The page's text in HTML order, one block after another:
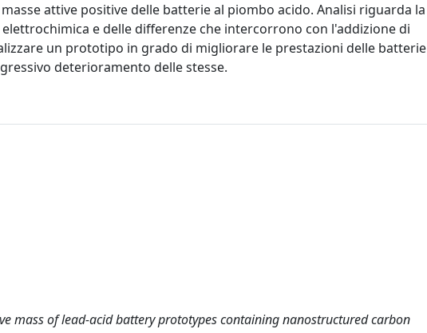
attive positive delle batterie al piombo acido. Analisi riguarda la
e delle differenze che intercorrono con l'addizione di
un prototipo in grado di migliorare le prestazioni delle batterie
deterioramento delle stesse.
mass of lead-acid battery prototypes containing nanostructured carbon